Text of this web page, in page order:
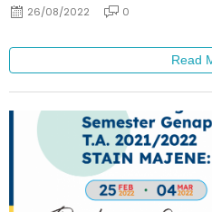
26/08/2022 0
Read